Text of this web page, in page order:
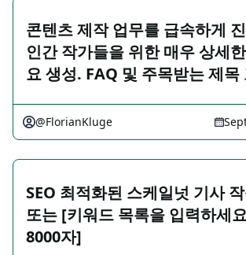
콘텐츠 제작 업무를 급속하게
인간 작가들을 위한 매우 상세
요 생성. FAQ 및 주목받는 제목
@FlorianKluge
SEO 최적화된 스케일넛 기사
또는 [키워드 목록을 입력하세
8000자]